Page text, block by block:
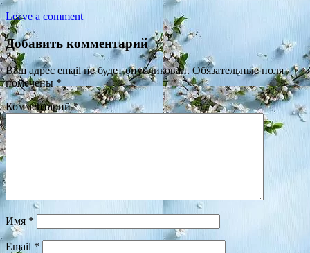
Leave a comment
Добавить комментарий
Ваш адрес email не будет опубликован. Обязательные поля
помечены *
Комментарий*
Имя *
Email *